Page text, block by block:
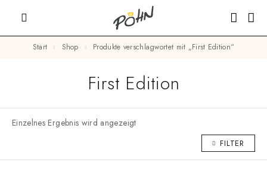
Start Shop Produkte verschlagwortet mit „First Edition“
First Edition
Einzelnes Ergebnis wird angezeigt
FILTER